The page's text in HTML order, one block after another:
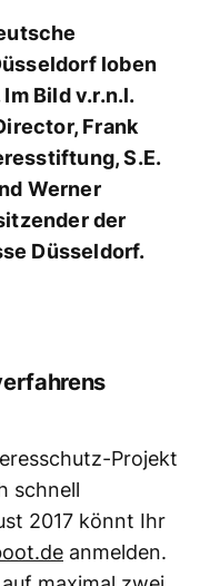
loben
Bild v.r.n.l.
Frank
S.E.
Werner
der
Düsseldorf.
Projekt
schnell
2017 könnt Ihr
anmelden.